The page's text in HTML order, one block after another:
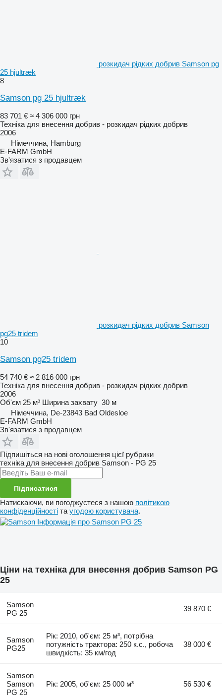
розкидач рідких добрив Samson pg
25 hjultræk
8
Samson pg 25 hjultræk
83 701 € ≈ 4 306 000 грн
Техніка для внесення добрив - розкидач рідких добрив
2006
Німеччина, Hamburg
E-FARM GmbH
Зв'язатися з продавцем
розкидач рідких добрив Samson
pg25 tridem
10
Samson pg25 tridem
54 740 € ≈ 2 816 000 грн
Техніка для внесення добрив - розкидач рідких добрив
2006
Об'єм 25 м³ Ширина захвату 30 м
Німеччина, De-23843 Bad Oldesloe
E-FARM GmbH
Зв'язатися з продавцем
Підпишіться на нові оголошення цієї рубрики
техніка для внесення добрив Samson - PG 25
Підписатися
Натискаючи, ви погоджуєтеся з нашою політикою
конфіденційності та угодою користувача.
Інформація про Samson PG 25
Ціни на техніка для внесення добрив Samson PG
25
Samson
PG 25
39 870 €
Samson
PG25
Рік: 2010, об'єм: 25 м³, потрібна
потужність трактора: 250 к.с., робоча
швидкість: 35 км/год
38 000 €
Samson
Samson
PG 25
Рік: 2005, об'єм: 25 000 м³ 56 530 €